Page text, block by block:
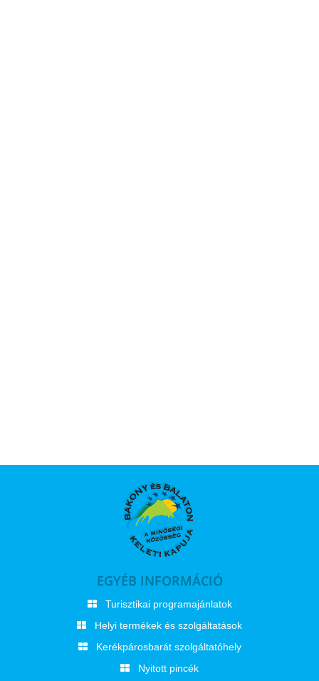
EGYÉB INFORMÁCIÓ
Turisztikai programajánlatok
Helyi termékek és szolgáltatások
Kerékpárosbarát szolgáltatóhely
Nyitott pincék